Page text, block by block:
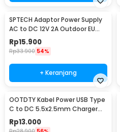
SPTECH Adaptor Power Supply
AC to DC 12V 2A Outdoor EU
Plug - 1220
Rp15.900
Rp33.900 54%
+ Keranjang
OOTDTY Kabel Power USB Type
C to DC 5.5x2.5mm Charger
Router CCTV 97cm 20V -
PA12M
Rp13.000